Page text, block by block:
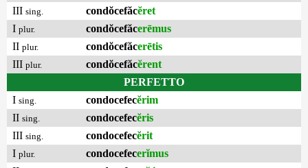
III sing. condŏcefăcĕret
I plur. condŏcefăcerēmus
II plur. condŏcefăcerētis
III plur. condŏcefăcĕrent
PERFETTO
I sing. condocefecĕrim
II sing. condocefecĕris
III sing. condocefecĕrit
I plur. condocefecerĭmus